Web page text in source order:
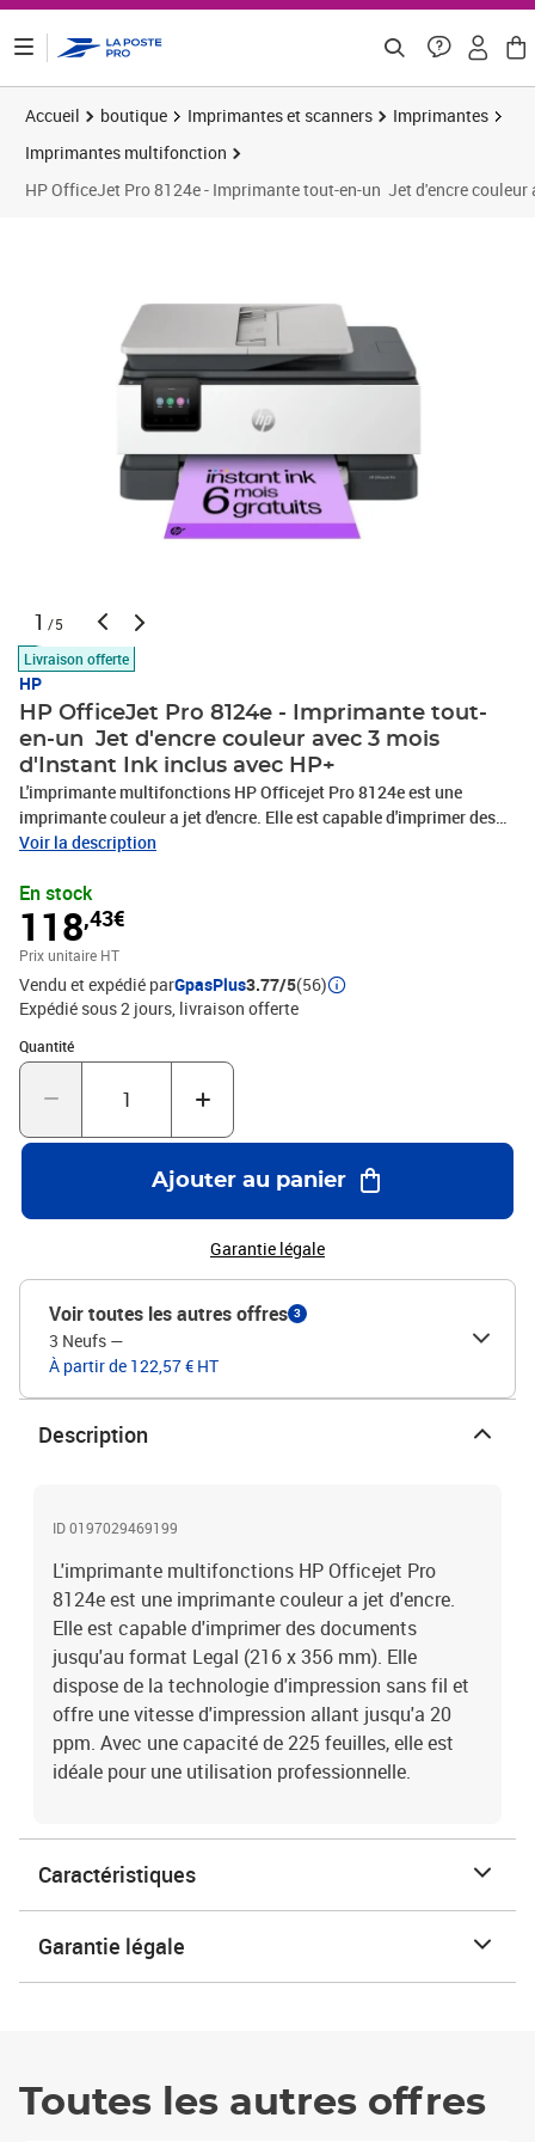
Accueil boutique Imprimantes et scanners
Imprimantes
Imprimantes multifonction
HP OfficeJet Pro 8124e - Imprimante tout-en-un  Jet d'encre
1 /5
Livraison offerte
HP
HP OfficeJet Pro 8124e - Imprimante tout-
en-un  Jet d'encre couleur avec 3 mois
d'Instant Ink inclus avec HP+
L'imprimante multifonctions HP Officejet Pro 8124e est une
imprimante couleur a jet d'encre. Elle est capable d'imprimer des
documents jusqu'au format Legal (216 x 356 mm). Elle dispose de
d'impression allant jusqu'a 20 ppm. Avec une capacité de 225
feuilles, elle est idéale pour une utilisation professionnelle.
Voir la description
En stock
118,43€
Prix unitaire HT
Vendu et expédié parGpasPlus3.77/5(56)
Expédié sous 2 jours livraison offerte
Quantité
Quantité : 1
Ajouter au panier
Garantie légale
Voir toutes les autres offres 3
3 Neufs —
À partir de 122,57 € HT
Description
ID 0197029469199
L'imprimante multifonctions HP Officejet Pro
8124e est une imprimante couleur a jet d'encre.
Elle est capable d'imprimer des documents
jusqu'au format Legal (216 x 356 mm). Elle
dispose de la technologie d'impression sans fil et
offre une vitesse d'impression allant jusqu'a 20
ppm. Avec une capacité de 225 feuilles, elle est
idéale pour une utilisation professionnelle.
Caractéristiques
Garantie légale
Toutes les autres offres